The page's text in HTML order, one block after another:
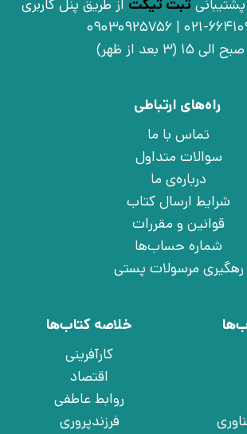
ثبت تیکت از طریق پنل کاربری
راه‌های ارتباطی
تماس با ما
سوالات متداول
درباره‌ی ما
شرایط ارسال کتاب
قوانین و مقررات
شماره حساب‌ها
رهگیری مرسولات پستی
خلاصه کتاب‌ها
کارآفرینی
اقتصاد
روابط عاطفی
فرزندپروری